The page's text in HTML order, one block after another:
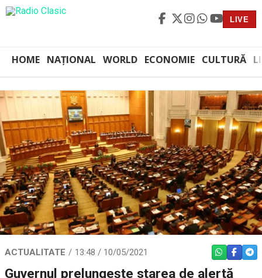
LIVE
HOME NAȚIONAL WORLD ECONOMIE CULTURĂ
ACTUALITATE 13:48 / 10/05/2021 WHATSAPP
Guvernul prelungește starea de alertă